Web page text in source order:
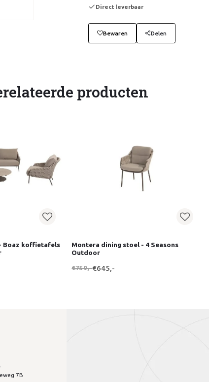
Direct leverbaar
Bewaren Delen
producten
Boaz koffietafels
Montera dining stoel - 4 Seasons
Outdoor
€759,-€645,-
7B